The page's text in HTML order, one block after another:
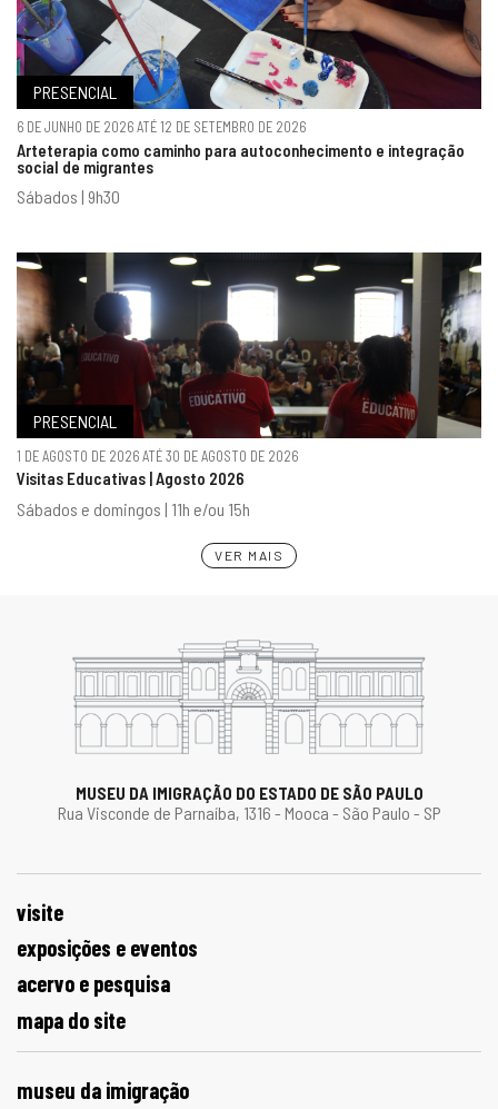
PRESENCIAL
6 DE JUNHO DE 2026 ATÉ 12 DE SETEMBRO DE 2026
Arteterapia como caminho para autoconhecimento e integração
social de migrantes
Sábados | 9h30
PRESENCIAL
1 DE AGOSTO DE 2026 ATÉ 30 DE AGOSTO DE 2026
Visitas Educativas | Agosto 2026
Sábados e domingos | 11h e/ou 15h
VER MAIS
MUSEU DA IMIGRAÇÃO DO ESTADO DE SÃO PAULO
Rua Visconde de Parnaíba, 1316 - Mooca - São Paulo - SP
visite
exposições e eventos
acervo e pesquisa
mapa do site
museu da imigração